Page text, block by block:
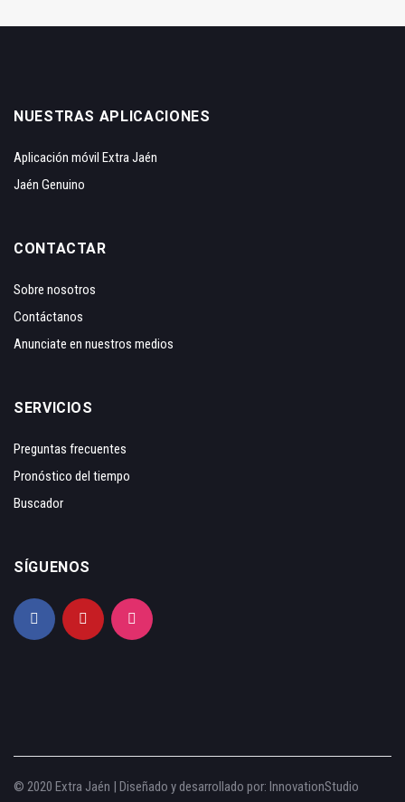
NUESTRAS APLICACIONES
Aplicación móvil Extra Jaén
Jaén Genuino
CONTACTAR
Sobre nosotros
Contáctanos
Anunciate en nuestros medios
SERVICIOS
Preguntas frecuentes
Pronóstico del tiempo
Buscador
SÍGUENOS
© 2020 Extra Jaén | Diseñado y desarrollado por: InnovationStudio